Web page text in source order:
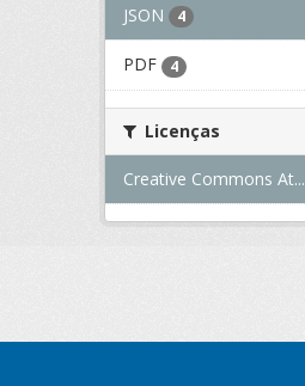
JSON 4
PDF 4
Licenças
Creative Commons At...